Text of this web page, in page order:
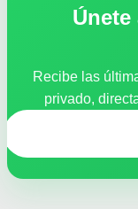
Recibe las
privado,